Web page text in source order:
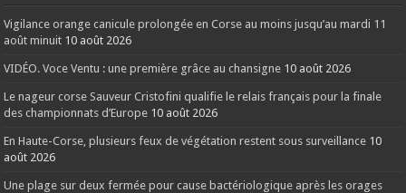
Vigilance orange canicule prolongée en Corse au moins jusqu’au mardi 11
août minuit 10 août 2026
VIDÉO. Voce Ventu : une première grâce au chansigne 10 août 2026
Le nageur corse Sauveur Cristofini qualifie le relais français pour la finale
des championnats d’Europe 10 août 2026
En Haute-Corse, plusieurs feux de végétation restent sous surveillance 10
août 2026
Une plage sur deux fermée pour cause bactériologique après les orages